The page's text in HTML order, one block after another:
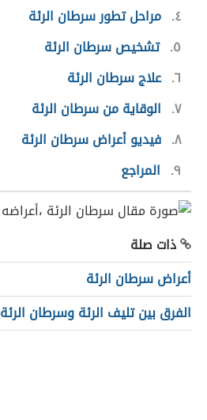
٤ مراحل تطور سرطان الرئة
٥ تشخيص سرطان الرئة
٦ علاج سرطان الرئة
٧ الوقاية من سرطان الرئة
٨ فيديو أعراض سرطان الرئة
٩ المراجع
ذات صلة
أعراض سرطان الرئة
الفرق بين تليف الرئة وسرطان الرئة